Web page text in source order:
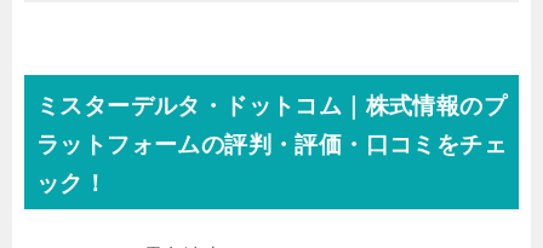
ミスターデルタ・ドットコム｜株式情報のプ
ラットフォームの評判・評価・口コミをチェ
ック！